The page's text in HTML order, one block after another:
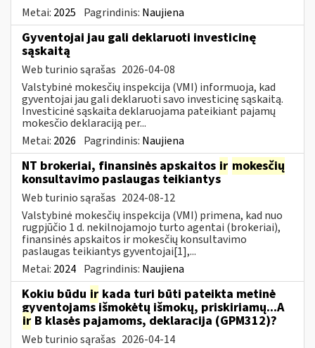
Metai: 2025 Pagrindinis: Naujiena
Gyventojai jau gali deklaruoti investicinę
sąskaitą
Web turinio sąrašas 2026-04-08
Valstybinė mokesčių inspekcija (VMI) informuoja, kad
gyventojai jau gali deklaruoti savo investicinę sąskaitą.
Investicinė sąskaita deklaruojama pateikiant pajamų
mokesčio deklaraciją per...
Metai: 2026 Pagrindinis: Naujiena
NT brokeriai, finansinės apskaitos ir mokesčių
konsultavimo paslaugas teikiantys
Web turinio sąrašas 2024-08-12
Valstybinė mokesčių inspekcija (VMI) primena, kad nuo
rugpjūčio 1 d. nekilnojamojo turto agentai (brokeriai),
finansinės apskaitos ir mokesčių konsultavimo
paslaugas teikiantys gyventojai[1],...
Metai: 2024 Pagrindinis: Naujiena
Kokiu būdu ir kada turi būti pateikta metinė
gyventojams išmokėtų išmokų, priskiriamų...A
ir B klasės pajamoms, deklaracija (GPM312)?
Web turinio sąrašas 2026-04-14